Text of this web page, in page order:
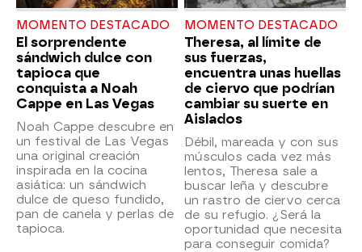
MOMENTO DESTACADO
El sorprendente
sándwich dulce con
tapioca que
conquista a Noah
Cappe en Las Vegas
Noah Cappe descubre en
un festival de Las Vegas
una original creación
inspirada en la cocina
asiática: un sándwich
dulce de queso fundido,
pan de canela y perlas de
tapioca.
MOMENTO DESTACADO
Theresa, al límite de
sus fuerzas,
encuentra unas huellas
de ciervo que podrían
cambiar su suerte en
Aislados
Débil, mareada y con sus
músculos cada vez más
lentos, Theresa sale a
buscar leña y descubre
un rastro de ciervo cerca
de su refugio. ¿Será la
oportunidad que necesita
para conseguir comida?